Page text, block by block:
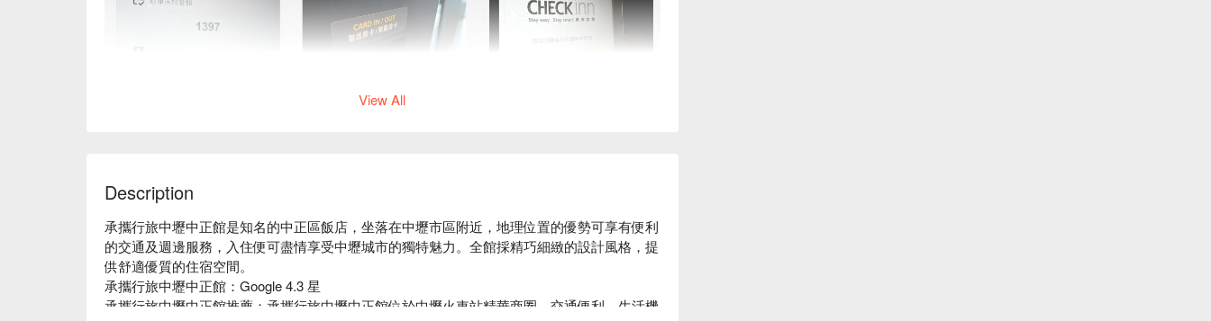
View All
Description
承攜行旅中壢中正館是知名的中正區飯店，坐落在中壢市區附近，地理位置的優勢可享有便利
的交通及週邊服務，入住便可盡情享受中壢城市的獨特魅力。全館採精巧細緻的設計風格，提
供舒適優質的住宿空間。
承攜行旅中壢中正館：Google 4.3 星
承攜行旅中壢中正館推薦：承攜行旅中壢中正館位於中壢火車站精華商圈，交通便利、生活機